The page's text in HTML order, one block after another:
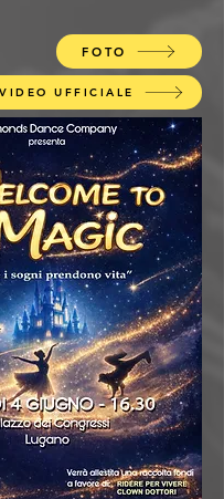
FOTO
VIDEO UFFICIALE